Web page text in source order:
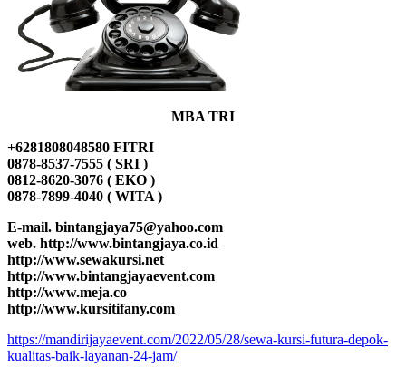
MBA TRI
+6281808048580 FITRI
0878-8537-7555 ( SRI )
0812-8620-3076 ( EKO )
0878-7899-4040 ( WITA )
E-mail. bintangjaya75@yahoo.com
web. http://www.bintangjaya.co.id
http://www.sewakursi.net
http://www.bintangjayaevent.com
http://www.meja.co
http://www.kursitifany.com
https://mandirijayaevent.com/2022/05/28/sewa-kursi-futura-depok-
kualitas-baik-layanan-24-jam/